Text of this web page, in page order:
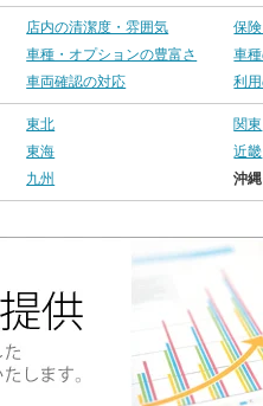
店内の清潔度・雰囲気
保
車種・オプションの豊富さ
車
車両確認の対応
利
東北
関東
東海
近畿
九州
沖縄